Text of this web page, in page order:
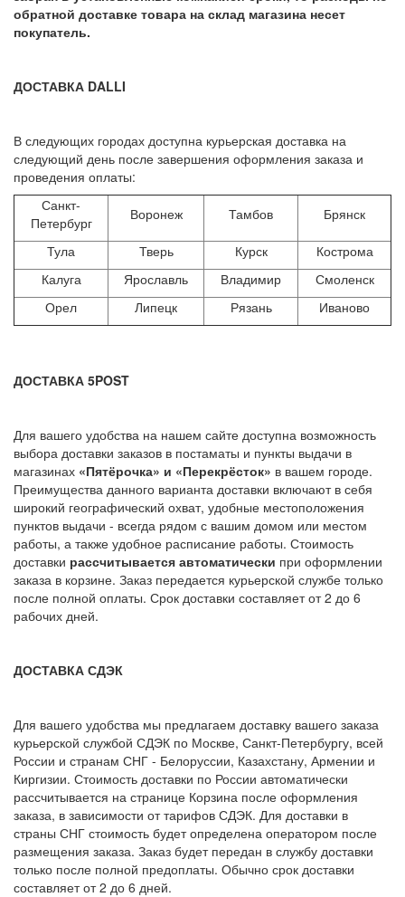
обратной доставке товара на склад магазина несет
покупатель.
ДОСТАВКА DALLI
В следующих городах доступна курьерская доставка на
следующий день после завершения оформления заказа и
проведения оплаты:
Санкт-
Петербург
Воронеж Тамбов Брянск
Тула Тверь Курск
Кострома
Калуга
Ярославль Владимир
Смоленск
Орел
Липецк Рязань Иваново
ДОСТАВКА 5POST
Для вашего удобства на нашем сайте доступна возможность
выбора доставки заказов в постаматы и пункты выдачи в
магазинах «Пятёрочка» и «Перекрёсток» в вашем городе.
Преимущества данного варианта доставки включают в себя
широкий географический охват, удобные местоположения
пунктов выдачи - всегда рядом с вашим домом или местом
работы, а также удобное расписание работы. Стоимость
доставки рассчитывается автоматически при оформлении
заказа в корзине. Заказ передается курьерской службе только
после полной оплаты. Срок доставки составляет от 2 до 6
рабочих дней.
ДОСТАВКА СДЭК
Для вашего удобства мы предлагаем доставку вашего заказа
курьерской службой СДЭК по Москве, Санкт-Петербургу, всей
России и странам СНГ - Белоруссии, Казахстану, Армении и
Киргизии. Стоимость доставки по России автоматически
рассчитывается на странице Корзина после оформления
заказа, в зависимости от тарифов СДЭК. Для доставки в
страны СНГ стоимость будет определена оператором после
размещения заказа. Заказ будет передан в службу доставки
только после полной предоплаты. Обычно срок доставки
составляет от 2 до 6 дней.